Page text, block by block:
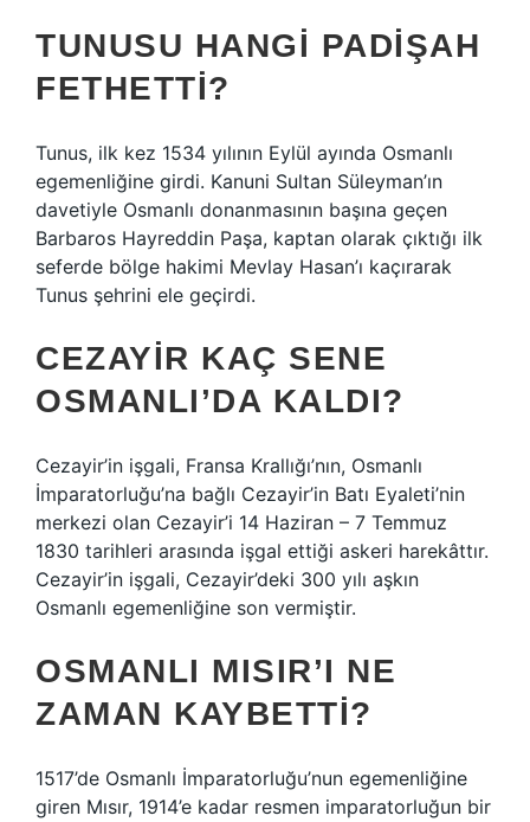
TUNUSU HANGI PADIŞAH
FETHETTI?
Tunus, ilk kez 1534 yılının Eylül ayında Osmanlı
egemenliğine girdi. Kanuni Sultan Süleyman’ın
davetiyle Osmanlı donanmasının başına geçen
Barbaros Hayreddin Paşa, kaptan olarak çıktığı ilk
seferde bölge hakimi Mevlay Hasan’ı kaçırarak
Tunus şehrini ele geçirdi.
CEZAYIR KAÇ SENE
OSMANLI’DA KALDI?
Cezayir’in işgali, Fransa Krallığı’nın, Osmanlı
İmparatorluğu’na bağlı Cezayir’in Batı Eyaleti’nin
merkezi olan Cezayir’i 14 Haziran – 7 Temmuz
1830 tarihleri ​​arasında işgal ettiği askeri harekâttır.
Cezayir’in işgali, Cezayir’deki 300 yılı aşkın
Osmanlı egemenliğine son vermiştir.
OSMANLI MISIR’I NE
ZAMAN KAYBETTI?
1517’de Osmanlı İmparatorluğu’nun egemenliğine
giren Mısır, 1914’e kadar resmen imparatorluğun bir